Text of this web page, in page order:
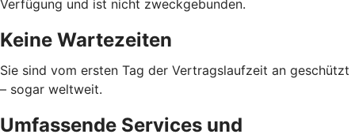
Verfügung und ist nicht zweckgebunden.
Keine Wartezeiten
Sie sind vom ersten Tag der Vertragslaufzeit an geschützt
– sogar weltweit.
Umfassende Services und